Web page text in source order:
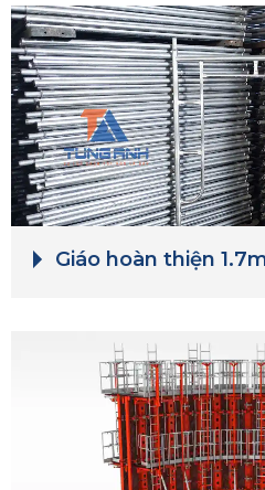
Giáo hoàn thiện